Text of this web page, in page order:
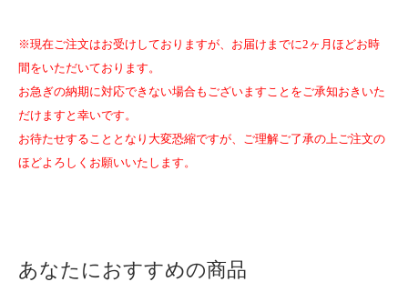
※現在ご注文はお受けしておりますが、お届けまでに2ヶ月ほどお時
間をいただいております。
お急ぎの納期に対応できない場合もございますことをご承知おきいた
だけますと幸いです。
お待たせすることとなり大変恐縮ですが、ご理解ご了承の上ご注文の
ほどよろしくお願いいたします。
あなたにおすすめの商品